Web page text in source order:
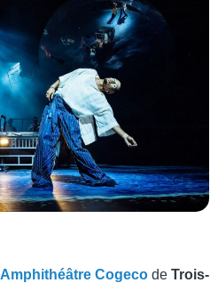
Amphithéâtre Cogeco de Trois-